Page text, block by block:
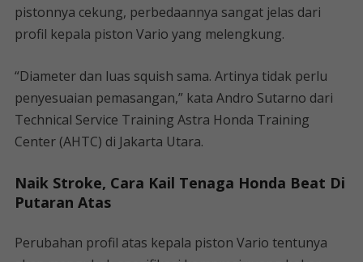
pistonnya cekung, perbedaannya sangat jelas dari
profil kepala piston Vario yang melengkung.
“Diameter dan luas squish sama. Artinya tidak perlu
penyesuaian pemasangan,” kata Andro Sutarno dari
Technical Service Training Astra Honda Training
Center (AHTC) di Jakarta Utara.
Naik Stroke, Cara Kail Tenaga Honda Beat Di
Putaran Atas
Perubahan profil atas kepala piston Vario tentunya